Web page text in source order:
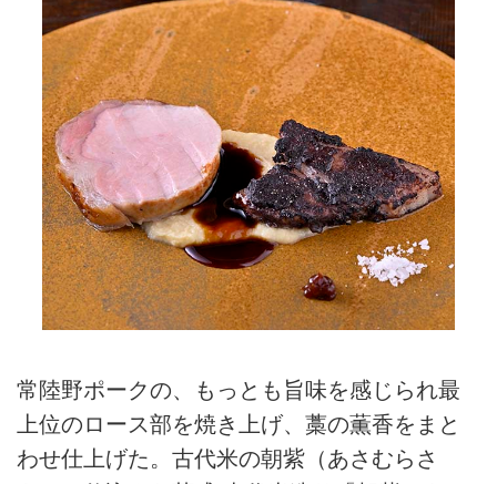
常陸野ポークの、もっとも旨味を感じられ最
上位のロース部を焼き上げ、藁の薫香をまと
わせ仕上げた。古代米の朝紫（あさむらさ